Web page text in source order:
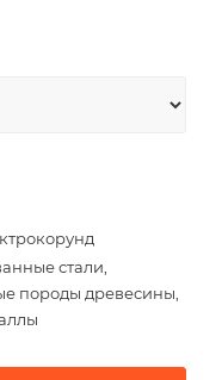
стали,
породы древесины,